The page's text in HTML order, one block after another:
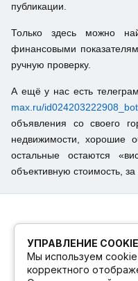
публикации.
Только здесь можно
финансовыми
ручную проверку.
А ещё у нас есть
max.ru/id024203222908_bot
объявления со своего
недвижимости, хорошие
остальные остаются
объективную стоимость,
УПРАВЛЕНИЕ
Мы используем
корректного